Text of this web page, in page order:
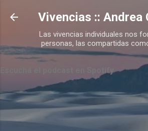
Ir al contenido
Vivencias :: Andrea
Las vivencias individuales nos
personas, las compartidas
Escuchá el podcast en Spotify